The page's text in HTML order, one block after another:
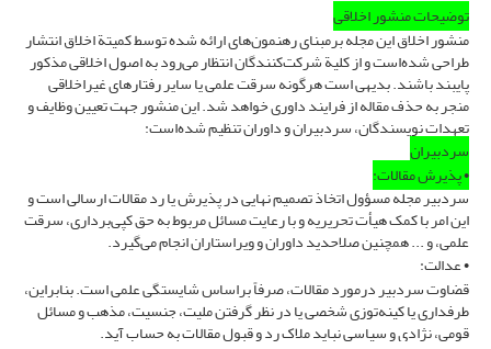
توضیحات منشور اخلاقی
منشور اخلاق این مجله برمبنای رهنمون‌های ارائه شده توسط کمیتة اخلاق انتشار
طراحی شده‌است و از کلیة شرکت‌کنندگان انتظار می‌رود به اصول اخلاقی مذکور
پایبند باشند. بدیهی است هرگونه سرقت علمی یا سایر رفتارهای غیراخلاقی
منجر به حذف مقاله از فرایند داوری خواهد شد. این منشور جهت تعیین وظایف و
تعهدات نویسندگان، سردبیران و داوران تنظیم شده‌است:
سردبیران
• پذیرش مقالات:
سردبیر مجله مسؤول اتخاذ تصمیم نهایی در پذیرش یا رد مقالات ارسالی است و
این امر با کمک هیأت تحریریه و با رعایت مسائل مربوط به حق کپی‌برداری، سرقت
علمی، و ... همچنین صلاحدید داوران و ویراستاران انجام می‌گیرد.
• عدالت:
قضاوت سردبیر درمورد مقالات، صرفاً براساس شایستگی علمی است. بنابراین،
طرفداری یا کینه‌توزی شخصی یا در نظر گرفتن ملیت، جنسیت، مذهب و مسائل
قومی، نژادی و سیاسی نباید ملاک رد و قبول مقالات به حساب ‌آید.